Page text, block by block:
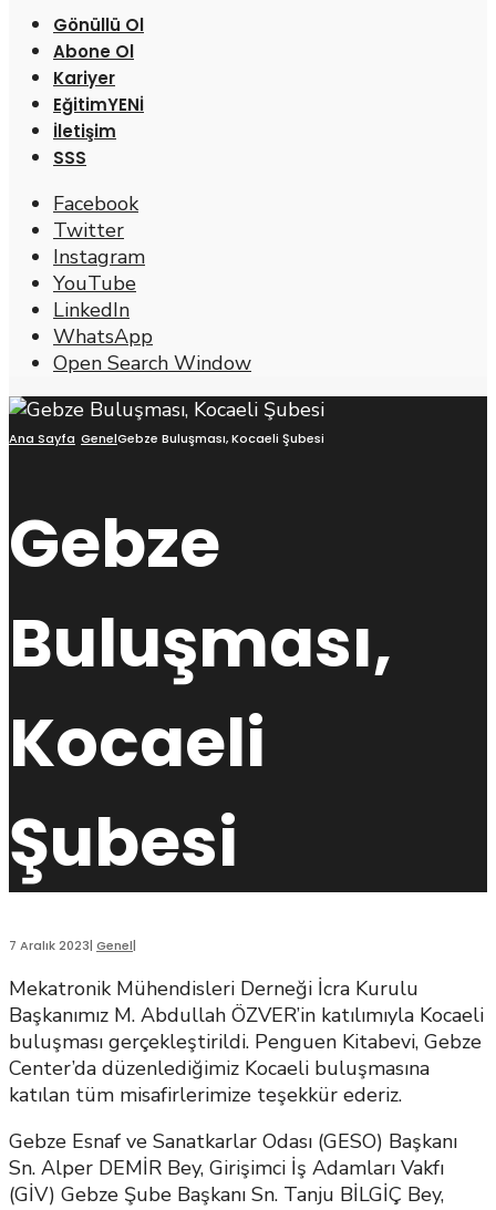
Gönüllü Ol
Abone Ol
Kariyer
Eğitim
İletişim
SSS
Facebook
Twitter
Instagram
YouTube
LinkedIn
WhatsApp
Open Search Window
Ana Sayfa GenelGebze Buluşması, Kocaeli Şubesi
Gebze
Buluşması,
Kocaeli
Şubesi
7 Aralık 2023| Genel|
Mekatronik Mühendisleri Derneği İcra Kurulu
Başkanımız M. Abdullah ÖZVER’in katılımıyla Kocaeli
buluşması gerçekleştirildi. Penguen Kitabevi, Gebze
Center’da düzenlediğimiz Kocaeli buluşmasına
katılan tüm misafirlerimize teşekkür ederiz.
Gebze Esnaf ve Sanatkarlar Odası (GESO) Başkanı
Sn. Alper DEMİR Bey, Girişimci İş Adamları Vakfı
(GİV) Gebze Şube Başkanı Sn. Tanju BİLGİÇ Bey,